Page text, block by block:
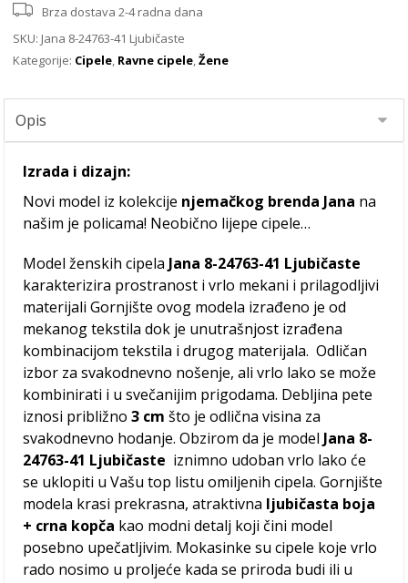
Brza dostava 2-4 radna dana
SKU: Jana 8-24763-41 Ljubičaste
Kategorije: Cipele, Ravne cipele,Žene
Izrada i dizajn:
Novi model iz kolekcije njemačkog brenda Jana na
našim je policama! Neobično lijepe cipele…
Model ženskih cipela Jana 8-24763-41 Ljubičaste
karakterizira prostranost i vrlo mekani i prilagodljivi
materijali Gornjište ovog modela izrađeno je od
mekanog tekstila dok je unutrašnjost izrađena
kombinacijom tekstila i drugog materijala. Odličan
izbor za svakodnevno nošenje, ali vrlo lako se može
kombinirati i u svečanijim prigodama. Debljina pete
iznosi približno3 cmšto je odlična visina za
svakodnevno hodanje. Obzirom da je model Jana 8-
24763-41 Ljubičaste iznimno udoban vrlo lako će
se uklopiti u Vašu top listu omiljenih cipela. Gornjište
modela krasi prekrasna, atraktivna ljubičasta boja
+ crna kopča kao modni detalj koji čini model
posebno upečatljivim. Mokasinke su cipele koje vrlo
rado nosimo u proljeće kada se priroda budi ili u